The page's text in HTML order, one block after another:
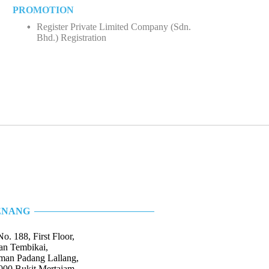
Partnership
Limited Company (Sdn. Bhd.)
Employee Income Tax
PROMOTION
Register Private Limited Company (Sdn.
Bhd.) Registration
188, First Floor,
Tembikai,
Padang Lallang,